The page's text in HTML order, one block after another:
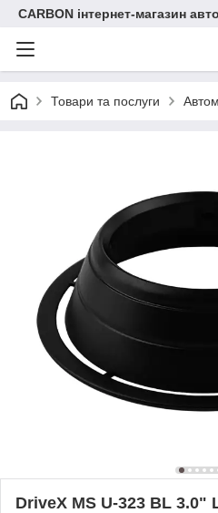
CARBON інтернет-магазин
Товари та послуги
DriveX MS U-323 BL 3.0"